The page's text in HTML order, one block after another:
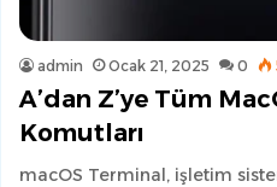
admin Ocak 21, 2025 0
A’dan Z’ye Tüm
Komutları
macOS Terminal, işletim